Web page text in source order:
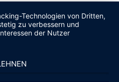
Technologien von Dritten,
zu verbessern und
der Nutzer